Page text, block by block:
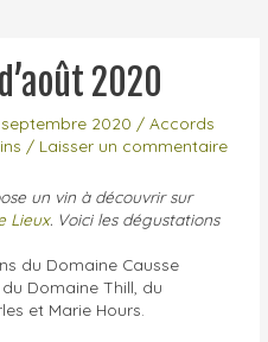
2020
septembre 2020 /Accords
/ Laisser un commentaire
un vin à découvrir sur
Lieux. Voici les dégustations
du Domaine Causse
Domaine Thill, du
et Marie Hours.